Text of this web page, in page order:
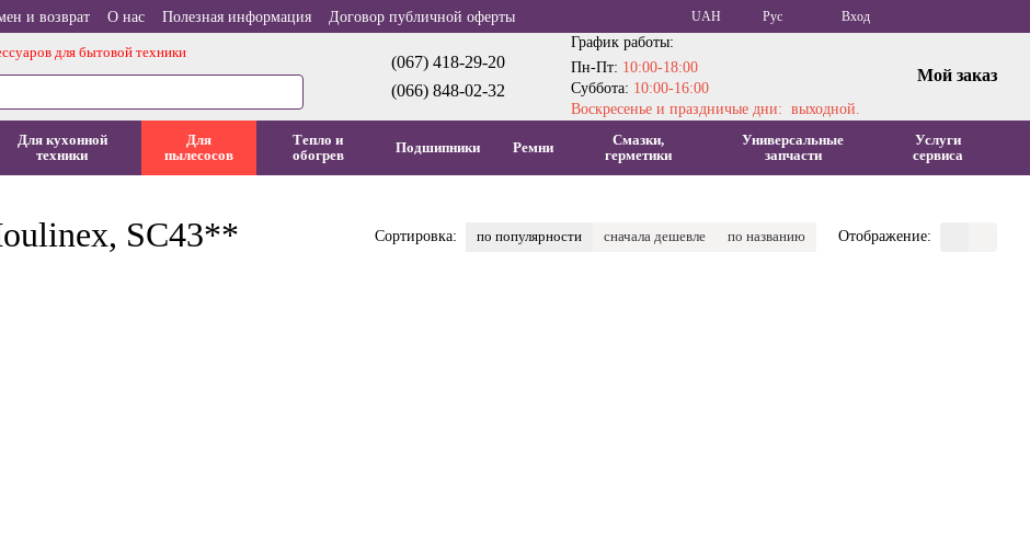
и возврат О нас Полезная информация Договор публичной оферты UAH Рус Вход
для бытовой техники
(067) 418-29-20
(066) 848-02-32
График работы:
Пн-Пт: 10:00-18:00
Суббота: 10:00-16:00
Воскресенье и праздничые дни: выходной.
Мой заказ
Для кухонной
техники
Для
пылесосов
Тепло и
обогрев
Подшипники Ремни
Смазки,
герметики
Универсальные
запчасти
Услуги
сервиса
SC43** Сортировка: по популярности сначала дешевле по названию Отображение: